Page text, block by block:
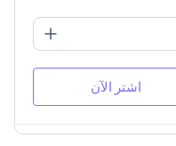
اشتر الآن